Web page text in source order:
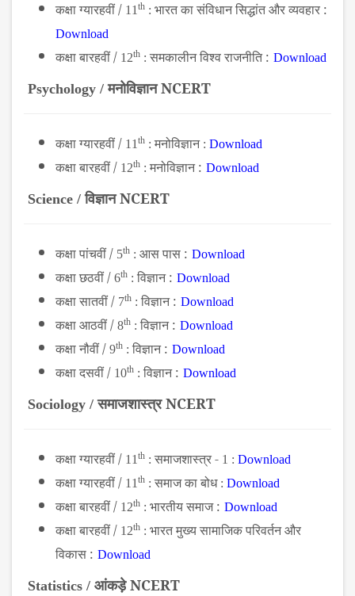
कक्षा ग्यारहवीं / 11 th : भारत का संविधान सिद्धांत और व्यवहार :
Download
कक्षा बारहवीं / 12th : समकालीन विश्व राजनीति : Download
Psychology /मनोविज्ञान NCERT
कक्षा ग्यारहवीं / 11 th : मनोविज्ञान: Download
कक्षा बारहवीं / 12th : मनोविज्ञान : Download
Science /विज्ञान NCERT
कक्षा पांचवीं / 5th : आस पास : Download
कक्षा छठवीं / 6th : विज्ञान : Download
कक्षा सातवीं / 7th : विज्ञान : Download
कक्षा आठवीं / 8th : विज्ञान : Download
कक्षा नौवीं / 9th : विज्ञान : Download
कक्षा दसवीं / 10th : विज्ञान : Download
Sociology /समाजशास्त्र NCERT
कक्षा ग्यारहवीं / 11 th : समाजशास्त्र - 1 : Download
कक्षा ग्यारहवीं / 11 th : समाज का बोध: Download
कक्षा बारहवीं / 12th : भारतीय समाज : Download
कक्षा बारहवीं / 12th : भारत मुख्य सामाजिक परिवर्तन और
विकास : Download
Statistics / आंकड़े NCERT